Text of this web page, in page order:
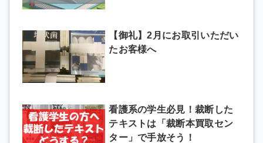
【御礼】2月にお取引いただい
たお客様へ
看護系の学生必見！裁断した
テキストは「裁断本買取セン
ター」で手放そう！